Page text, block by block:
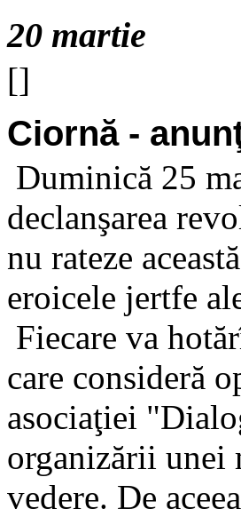
20 martie
[]
Ciornă -
Duminică 25
declanşarea
nu rateze
eroicele jertfe
Fiecare va
care consideră
asociaţiei
organizării unei
vedere. De